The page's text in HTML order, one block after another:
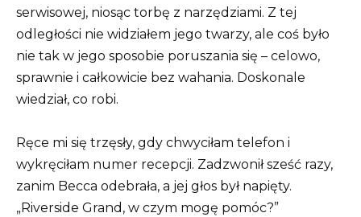
serwisowej, niosąc torbę z narzędziami. Z tej
odległości nie widziałem jego twarzy, ale coś było
nie tak w jego sposobie poruszania się – celowo,
sprawnie i całkowicie bez wahania. Doskonale
wiedział, co robi.
Ręce mi się trzęsły, gdy chwyciłam telefon i
wykręciłam numer recepcji. Zadzwonił sześć razy,
zanim Becca odebrała, a jej głos był napięty.
„Riverside Grand, w czym mogę pomóc?”